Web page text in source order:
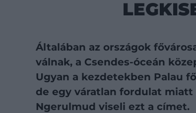
Általában az országok
válnak, a Csendes-óceán
Ugyan a kezdetekben Palau
de egy váratlan fordulat miatt
Ngerulmud viseli ezt a címet.